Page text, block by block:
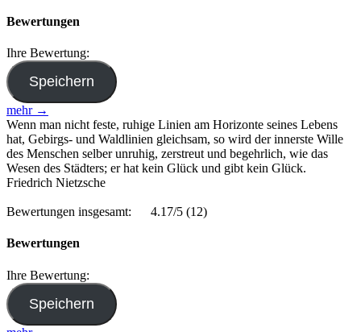
Bewertungen
Ihre Bewertung:
mehr →
Wenn man nicht feste, ruhige Linien am Horizonte seines Lebens
hat, Gebirgs- und Waldlinien gleichsam, so wird der innerste Wille
des Menschen selber unruhig, zerstreut und begehrlich, wie das
Wesen des Städters; er hat kein Glück und gibt kein Glück.
Friedrich Nietzsche
Bewertungen insgesamt: 4.17/5 (12)
Bewertungen
Ihre Bewertung: